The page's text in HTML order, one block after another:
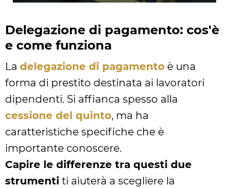
Delegazione di pagamento: cos'è
e come funziona
La delegazione di pagamento è una
forma di prestito destinata ai lavoratori
dipendenti. Si affianca spesso alla
cessione del quinto, ma ha
caratteristiche specifiche che è
importante conoscere.
Capire le differenze tra questi due
strumenti ti aiuterà a scegliere la